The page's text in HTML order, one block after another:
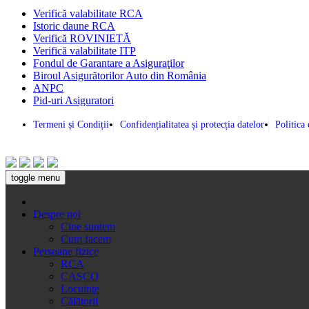
Verifică valabilitate RCA
Istoric daune RCA
Verifică ROVINIETĂ
Verifică valabilitate ITP
Fondul de Garantare a Asiguraţilor
Biroul Asigurătorilor Auto din România
ANPC
Pid-uri Asiguratori
Termeni și Condiții Confidențialitatea și protecția datelor Politica
toggle menu
Despre noi
Cine suntem
Cum facem
Persoane fizice
RCA
CASCO
Locuinţe
Călătorii